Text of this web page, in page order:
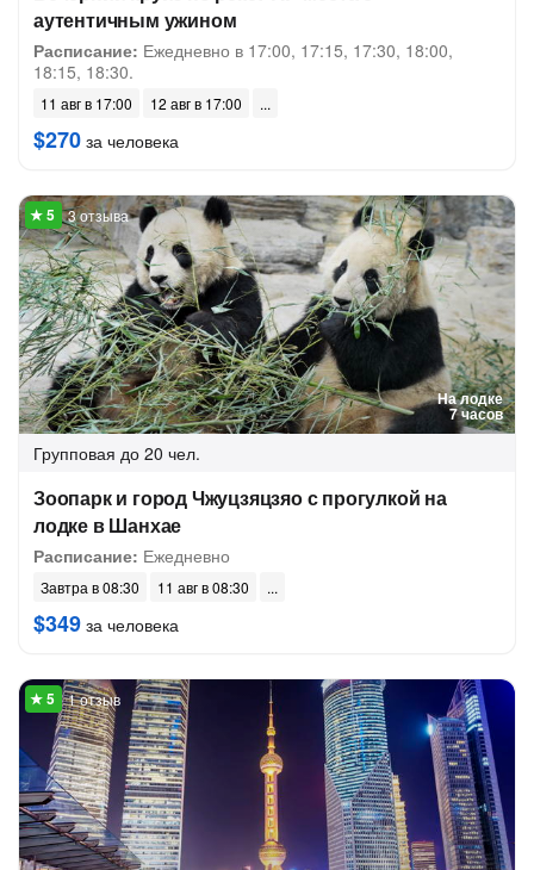
аутентичным ужином
Расписание: Ежедневно в 17:00, 17:15, 17:30, 18:00,
18:15, 18:30.
11 авг в 17:00 12 авг в 17:00
$270 за человека
На лодке
7 часов
3 отзыва
Групповая до 20 чел.
Зоопарк и город Чжуцзяцзяо с прогулкой на
лодке в Шанхае
Расписание: Ежедневно
Завтра в 08:30 11 авг в 08:30
$349 за человека
1 отзыв